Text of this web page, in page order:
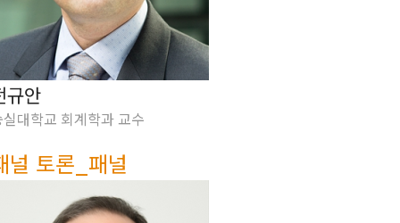
규안
실대학교 회계학과 교수
널 토론_패널